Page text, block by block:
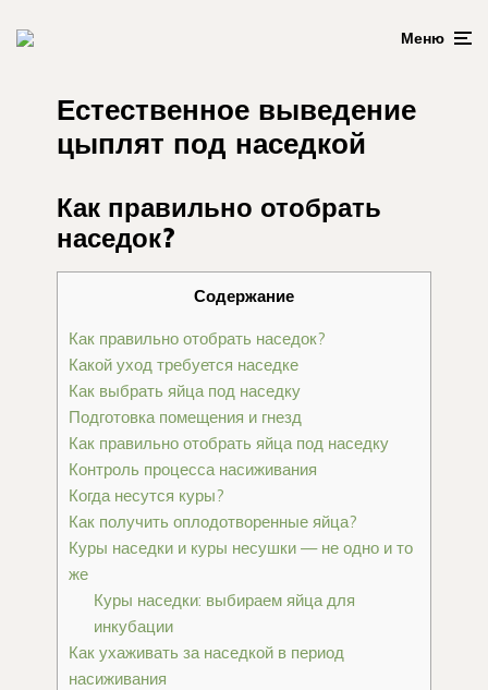
Меню
Естественное выведение
цыплят под наседкой
Как правильно отобрать
наседок?
Содержание
Как правильно отобрать наседок?
Какой уход требуется наседке
Как выбрать яйца под наседку
Подготовка помещения и гнезд
Как правильно отобрать яйца под наседку
Контроль процесса насиживания
Когда несутся куры?
Как получить оплодотворенные яйца?
Куры наседки и куры несушки — не одно и то
же
Куры наседки: выбираем яйца для
инкубации
Как ухаживать за наседкой в период
насиживания